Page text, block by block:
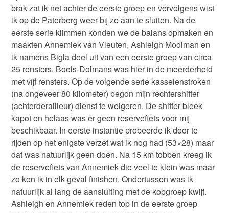
brak zat ik net achter de eerste groep en vervolgens wist
ik op de Paterberg weer bij ze aan te sluiten. Na de
eerste serie klimmen konden we de balans opmaken en
maakten Annemiek van Vleuten, Ashleigh Moolman en
ik namens Bigla deel uit van een eerste groep van circa
25 rensters. Boels-Dolmans was hier in de meerderheid
met vijf rensters. Op de volgende serie kasseienstroken
(na ongeveer 80 kilometer) begon mijn rechtershifter
(achterderailleur) dienst te weigeren. De shifter bleek
kapot en helaas was er geen reservefiets voor mij
beschikbaar. In eerste instantie probeerde ik door te
rijden op het enigste verzet wat ik nog had (53×28) maar
dat was natuurlijk geen doen. Na 15 km tobben kreeg ik
de reservefiets van Annemiek die veel te klein was maar
zo kon ik in elk geval finishen. Ondertussen was ik
natuurlijk al lang de aansluiting met de kopgroep kwijt.
Ashleigh en Annemiek reden top in de eerste groep